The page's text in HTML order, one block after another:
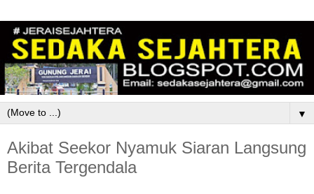
▼
Akibat Seekor Nyamuk Siaran Langsung
Berita Tergendala